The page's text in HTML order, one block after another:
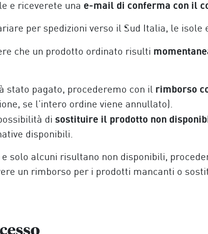
e riceverete una e-mail di conferma con il
per spedizioni verso il Sud Italia, le
che un prodotto ordinato risulti
stato pagato, procederemo con il rimborso
se l’intero ordine viene annullato).
di sostituire il prodotto non
disponibili.
solo alcuni risultano non disponibili,
un rimborso per i prodotti mancanti o